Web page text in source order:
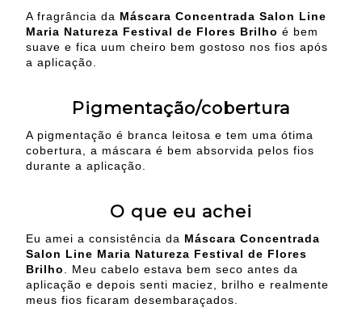
A fragrância da Máscara Concentrada Salon Line
Maria Natureza Festival de Flores Brilho é bem
suave e fica uum cheiro bem gostoso nos fios após
a aplicação.
Pigmentação/cobertura
A pigmentação é branca leitosa e tem uma ótima
cobertura, a máscara é bem absorvida pelos fios
durante a aplicação.
O que eu achei
Eu amei a consistência da Máscara Concentrada
Salon Line Maria Natureza Festival de Flores
Brilho. Meu cabelo estava bem seco antes da
aplicação e depois senti maciez, brilho e realmente
meus fios ficaram desembaraçados.